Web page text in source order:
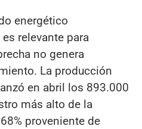
energético
relevante para
no genera
La producción
en abril los 893.000
más alto de la
proveniente de